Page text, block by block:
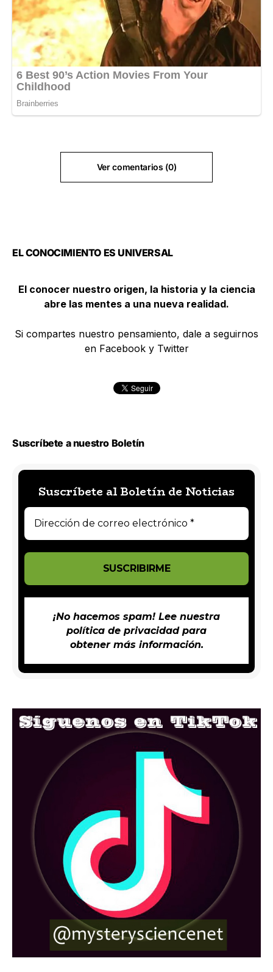
Ver comentarios (0)
EL CONOCIMIENTO ES UNIVERSAL
El conocer nuestro origen, la historia y la ciencia
abre las mentes a una nueva realidad.
Si compartes nuestro pensamiento, dale a seguirnos
en Facebook y Twitter
Suscríbete a nuestro Boletín
Suscríbete al Boletín de Noticias
¡No hacemos spam! Lee nuestra
política de privacidadpara
obtener más información.